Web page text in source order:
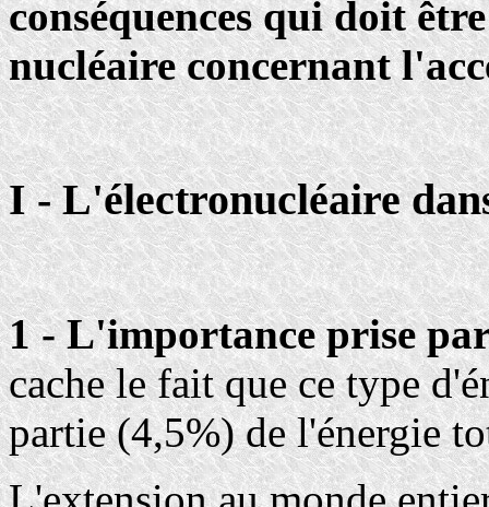
conséquences qui doit
nucléaire concernant
I - L'électronucléaire
1 - L'importance prise
cache le fait que ce type
partie (4,5%) de l'énergie